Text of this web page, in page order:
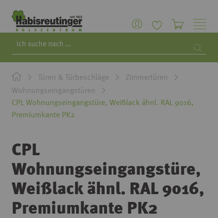
Türen & Türbeschläge
Zimmertüren
Wohnungseingangstüren
CPL Wohnungseingangstüre, Weißlack ähnl. RAL 9016,
Premiumkante PK2
CPL
Wohnungseingangstüre,
Weißlack ähnl. RAL 9016,
Premiumkante PK2